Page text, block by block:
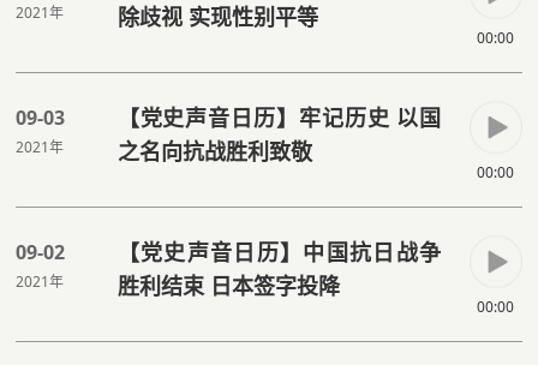
2021年
除歧视 实现性别平等
00:00
09-03
2021年
【党史声音日历】牢记历史 以国
之名向抗战胜利致敬
00:00
09-02
2021年
【党史声音日历】中国抗日战争
胜利结束 日本签字投降
00:00